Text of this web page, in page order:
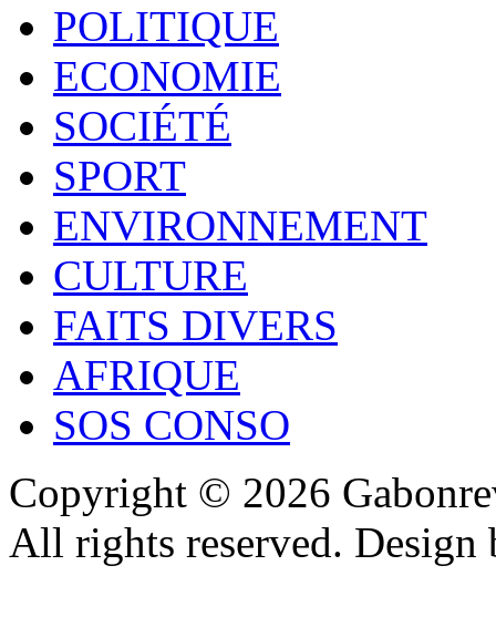
POLITIQUE
ECONOMIE
SOCIÉTÉ
SPORT
ENVIRONNEMENT
CULTURE
FAITS DIVERS
AFRIQUE
SOS CONSO
Copyright © 2026
All rights reserved.